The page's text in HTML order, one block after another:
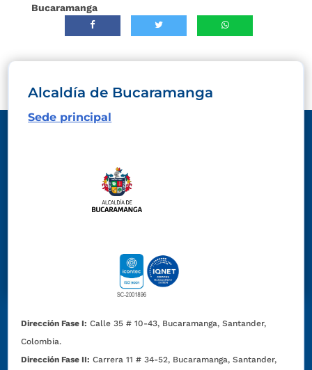
Bucaramanga
Alcaldía de Bucaramanga
Sede principal
Dirección Fase I: Calle 35 # 10-43, Bucaramanga, Santander,
Colombia.
Dirección Fase II: Carrera 11 # 34-52, Bucaramanga, Santander,